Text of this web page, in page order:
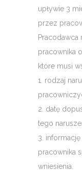
upływie 3
przez
pracownika
które musi
1. rodzaj
2. datę
tego
3.
pracownika
wniesienia.